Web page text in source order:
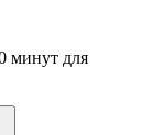
минут для